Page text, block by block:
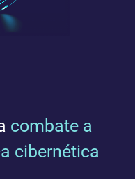
combate a
cibernética